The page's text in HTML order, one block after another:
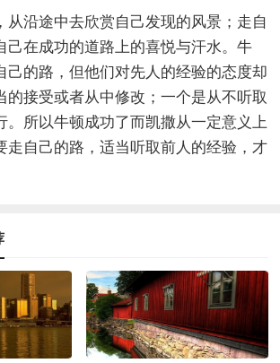
从沿途中去欣赏自己发现的风景；走自
己在成功的道路上的喜悦与汗水。牛
己的路，但他们对先人的经验的态度却
的接受或者从中修改；一个是从不听取
。所以牛顿成功了而凯撒从一定意义上
走自己的路，适当听取前人的经验，才